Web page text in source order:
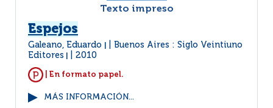
Texto impreso
Espejos
Galeano, Eduardo
Buenos Aires : Siglo Veintiuno
Editores
2010
| En formato papel.
MÁS INFORMACIÓN...